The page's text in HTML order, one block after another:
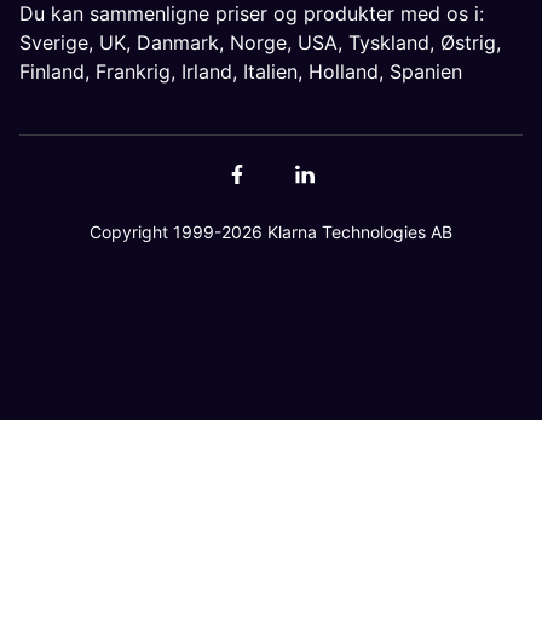
Du kan sammenligne priser og produkter med os i:
Sverige, UK, Danmark, Norge, USA, Tyskland, Østrig,
Finland, Frankrig, Irland, Italien, Holland, Spanien
Copyright 1999-2026 Klarna Technologies AB